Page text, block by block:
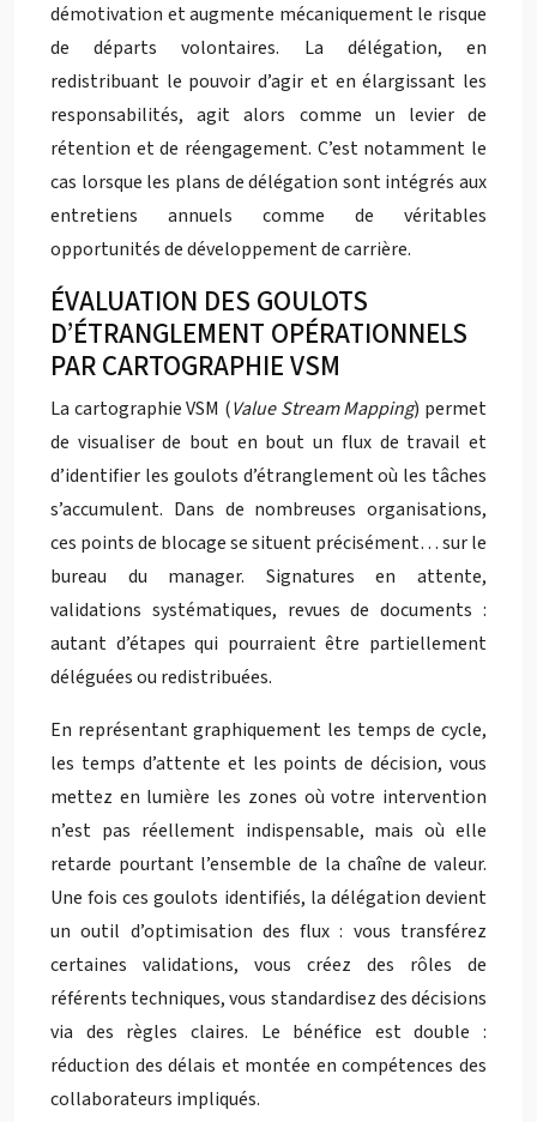
démotivation et augmente mécaniquement le risque
de départs volontaires. La délégation, en
redistribuant le pouvoir d’agir et en élargissant les
responsabilités, agit alors comme un levier de
rétention et de réengagement. C’est notamment le
cas lorsque les plans de délégation sont intégrés aux
entretiens annuels comme de véritables
opportunités de développement de carrière.
ÉVALUATION DES GOULOTS
D’ÉTRANGLEMENT OPÉRATIONNELS
PAR CARTOGRAPHIE VSM
La cartographie VSM (Value Stream Mapping) permet
de visualiser de bout en bout un flux de travail et
d’identifier les goulots d’étranglement où les tâches
s’accumulent. Dans de nombreuses organisations,
ces points de blocage se situent précisément… sur le
bureau du manager. Signatures en attente,
validations systématiques, revues de documents :
autant d’étapes qui pourraient être partiellement
déléguées ou redistribuées.
En représentant graphiquement les temps de cycle,
les temps d’attente et les points de décision, vous
mettez en lumière les zones où votre intervention
n’est pas réellement indispensable, mais où elle
retarde pourtant l’ensemble de la chaîne de valeur.
Une fois ces goulots identifiés, la délégation devient
un outil d’optimisation des flux : vous transférez
certaines validations, vous créez des rôles de
référents techniques, vous standardisez des décisions
via des règles claires. Le bénéfice est double :
réduction des délais et montée en compétences des
collaborateurs impliqués.